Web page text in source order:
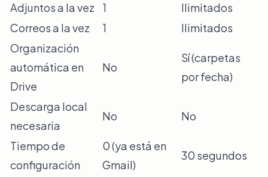
Adjuntos a la vez
1
Ilimitados
Correos a la vez
1
Ilimitados
Organización
automática en
Drive
No
Sí (carpetas
por fecha)
Descarga local
necesaria
No No
Tiempo de
configuración
0 (ya está en
Gmail)
30 segundos